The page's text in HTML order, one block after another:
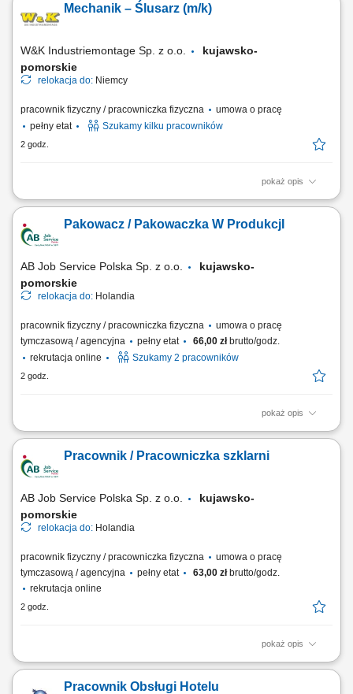
Ostrożnie załaduj i rozładuj ciężarówki. Umieść przedmioty we
właściwym miejscu. Prowadź EPT lub inny wózek elektryczny. Przygotuj
Mechanik – Ślusarz (m/k)
W&K Industriemontage Sp. z o.o.
kujawsko-
pomorskie
relokacja do: Niemcy
pracownik fizyczny / pracowniczka fizyczna
umowa o pracę
pełny etat
Szukamy kilku pracowników
2 godz.
pokaż opis
Miejsce pracy: wszystkie kraje europejskie (system rotacyjny) Twoje
specjalistycznych/przemysłowych na podstawie rysunku technicznego,
montaż budowanych konstrukcji maszyn i urządzeń, serwis
Pakowacz / Pakowaczka W ProdukcjI
AB Job Service Polska Sp. z o.o.
kujawsko-
pomorskie
relokacja do: Holandia
pracownik fizyczny / pracowniczka fizyczna
umowa o pracę
tymczasową / agencyjna
pełny etat 66,00 złbrutto/godz.
rekrutacja online
Szukamy 2 pracowników
2 godz.
pokaż opis
Zakres obowiązków: Zwijanie wrapów i przygotowanie dań kuchni
przekąsek do pojemników; Pomocnicze prace produkcyjne na hali;
Pracownik / Pracowniczka szklarni
AB Job Service Polska Sp. z o.o.
kujawsko-
pomorskie
relokacja do: Holandia
pracownik fizyczny / pracowniczka fizyczna
umowa o pracę
tymczasową / agencyjna
pełny etat 63,00 złbrutto/godz.
rekrutacja online
2 godz.
pokaż opis
Zakres obowiązków: Sadzenie, zbiór oraz sortowanie roślin ozdobnych,
całego świata; Prace pielęgnacyjne i porządkowe w przestrzeni
Pracownik Obsługi Hotelu